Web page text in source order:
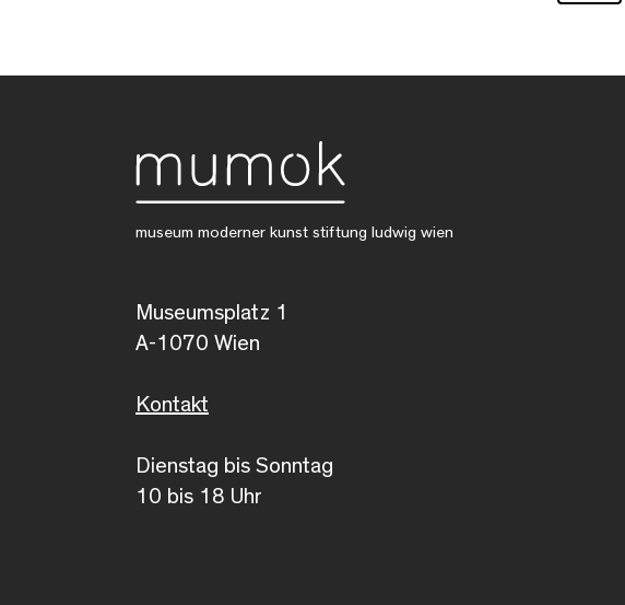
museum moderner kunst stiftung ludwig wien
Museumsplatz 1
A-1070 Wien
Kontakt
Dienstag bis Sonntag
10 bis 18 Uhr